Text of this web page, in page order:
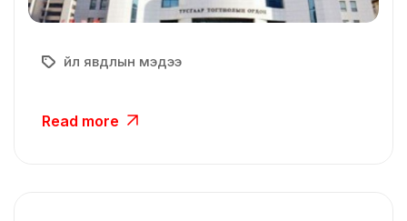
Үйл явдлын мэдээ
Read more